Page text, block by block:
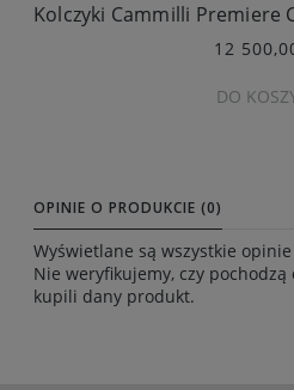
12
DO
OPINIE O PRODUKCIE (0)
Wyświetlane są wszystkie
Nie weryfikujemy, czy
kupili dany produkt.